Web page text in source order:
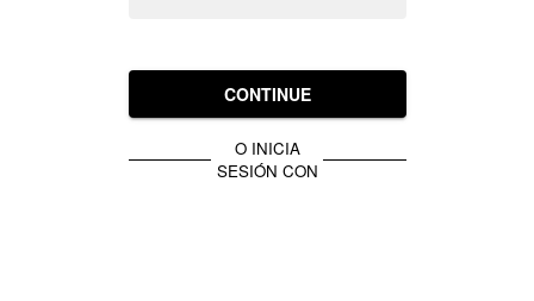
CONTINUE
O INICIA
SESIÓN CON